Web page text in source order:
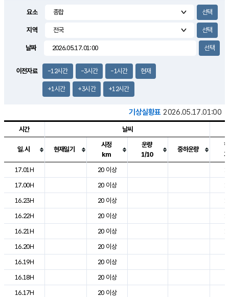
3.0m/s
요소
지역
날짜
이전자료 -12시간 -3시간 -1시간 현재
+1시간 +3시간 +12시간
기상실황표 2026.05.17.01:00
도시별 기상실황표로 지점, 날씨, 기온, 강수, 바람, 기압등을 안내한 표입
시간 날씨
일.시 현재일기
시정
km
운량
1/10
중하운량
17.01H
20 이상
17.00H
20 이상
16.23H
20 이상
16.22H
20 이상
16.21H
20 이상
16.20H
20 이상
16.19H
20 이상
16.18H
20 이상
16.17H
20 이상